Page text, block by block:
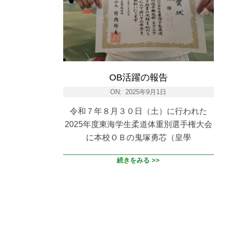
OB活躍の報告
ON: 2025年9月1日
令和７年８月３０日（土）に行われた
2025年度東海学生柔道体重別選手権大会
に本校ＯＢの鬼塚勇芯（皇學
続きをみる >>